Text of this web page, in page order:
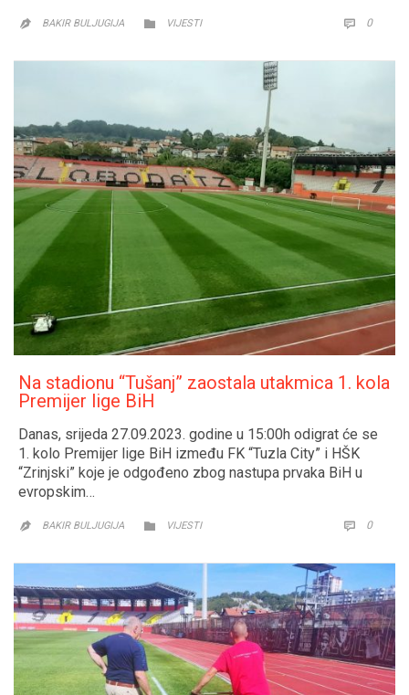
 BAKIR BULJUGIJA  CATEGORY
VIJESTI  0
Na stadionu “Tušanj” zaostala utakmica 1. kola
Premijer lige BiH
Danas, srijeda 27.09.2023. godine u 15:00h odigrat će se
1. kolo Premijer lige BiH između FK “Tuzla City” i HŠK
“Zrinjski” koje je odgođeno zbog nastupa prvaka BiH u
evropskim…
 BAKIR BULJUGIJA  CATEGORY
VIJESTI  0